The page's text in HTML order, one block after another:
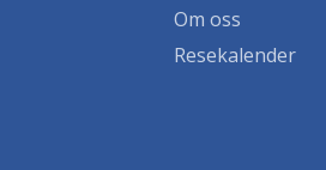
Om oss
Resekalender